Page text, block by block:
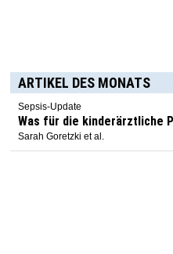
ARTIKEL DES MONATS
Sepsis-Update
Was für die kinderärztliche
Sarah Goretzki et al.